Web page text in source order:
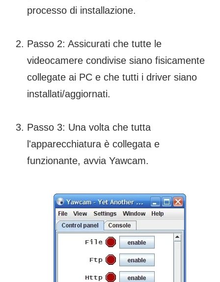
processo di installazione.
Passo 2: Assicurati che tutte le
videocamere condivise siano fisicamente
collegate ai PC e che tutti i driver siano
installati/aggiornati.
Passo 3: Una volta che tutta
l'apparecchiatura è collegata e
funzionante, avvia Yawcam.